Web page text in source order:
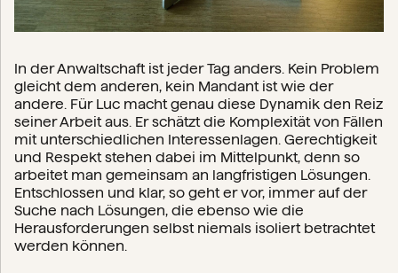
In der Anwaltschaft ist jeder Tag anders. Kein Problem
gleicht dem anderen, kein Mandant ist wie der
andere. Für Luc macht genau diese Dynamik den Reiz
seiner Arbeit aus. Er schätzt die Komplexität von Fällen
mit unterschiedlichen Interessenlagen. Gerechtigkeit
und Respekt stehen dabei im Mittelpunkt, denn so
arbeitet man gemeinsam an langfristigen Lösungen.
Entschlossen und klar, so geht er vor, immer auf der
Suche nach Lösungen, die ebenso wie die
Herausforderungen selbst niemals isoliert betrachtet
werden können.